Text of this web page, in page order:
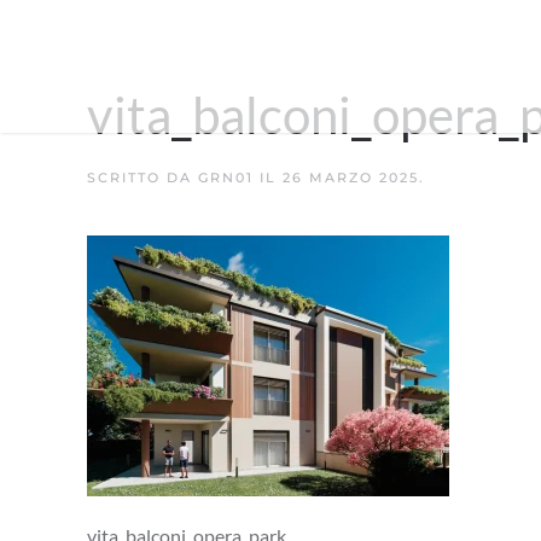
SCRITTO DA GRN01 IL 26 MARZO 2025.
vita_balconi_opera_park